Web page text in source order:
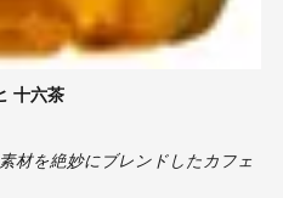
十六茶
材を絶妙にブレンドしたカフェ